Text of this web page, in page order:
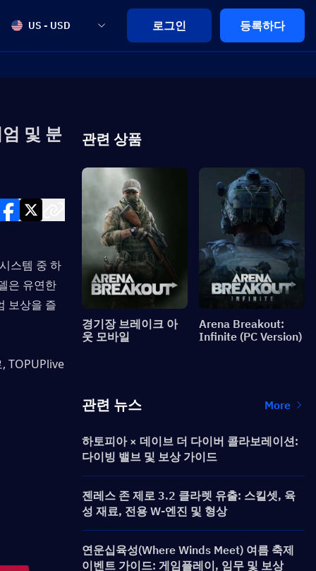
US - USD 로그인 등록하다
및 분
스템 중 하
은 유연한
보상을 즐
TOPUPlive
관련 상품
경기장 브레이크 아
웃 모바일
Arena Breakout:
Infinite (PC Version)
관련 뉴스 More
하토피아 × 데이브 더 다이버 콜라보레이션:
다이빙 밸브 및 보상 가이드
젠레스 존 제로 3.2 클라렛 유출: 스킬셋, 육
성 재료, 전용 W-엔진 및 형상
연운십육성(Where Winds Meet) 여름 축제
이벤트 가이드: 게임플레이, 임무 및 보상